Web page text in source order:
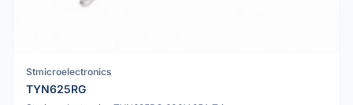
Stmicroelectronics
TYN625RG